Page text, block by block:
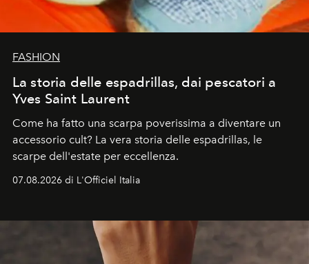
FASHION
La storia delle espadrillas, dai pescatori a
Yves Saint Laurent
Come ha fatto una scarpa poverissima a diventare un
accessorio cult? La vera storia delle espadrillas, le
scarpe dell'estate per eccellenza.
07.08.2026 di L'Officiel Italia